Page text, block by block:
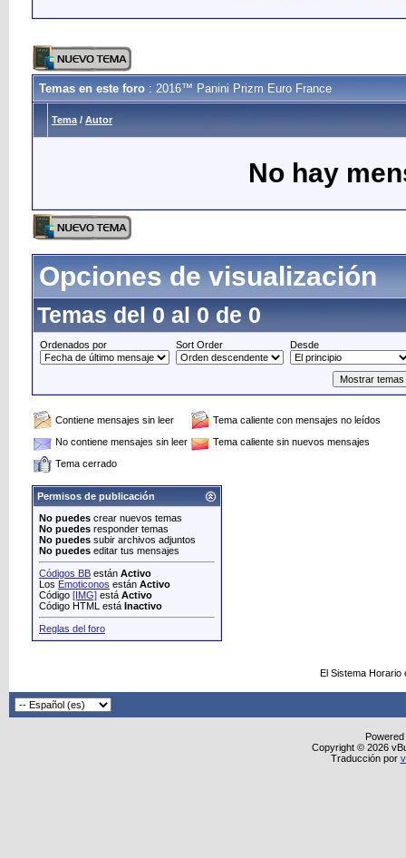
Temas en este foro : 2016™ Panini Prizm Euro France
Tema / Autor
No hay
Opciones de visualización
Temas del 0 al 0 de 0
Ordenados por Sort Order Desde
Contiene mensajes sin leer
Tema caliente con mensajes no leídos
No contiene mensajes sin leer
Tema caliente sin nuevos mensajes
Tema cerrado
Permisos de publicación
No puedes crear nuevos temas
No puedes responder temas
No puedes subir archivos adjuntos
No puedes editar tus mensajes
Códigos BB están Activo
Los Emoticonos están Activo
Código [IMG] está Activo
Código HTML está Inactivo
Reglas del foro
El Sistema
Copyright © 2026
Traducción por